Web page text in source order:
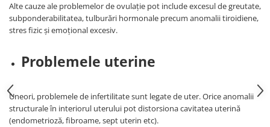
Alte cauze ale problemelor de ovulație pot include excesul de greutate,
subponderabilitatea, tulburări hormonale precum anomalii tiroidiene,
stres fizic și emoțional excesiv.
Problemele uterine
Uneori, problemele de infertilitate sunt legate de uter. Orice anomalii
structurale în interiorul uterului pot distorsiona cavitatea uterină
(endometrioză, fibroame, sept uterin etc).